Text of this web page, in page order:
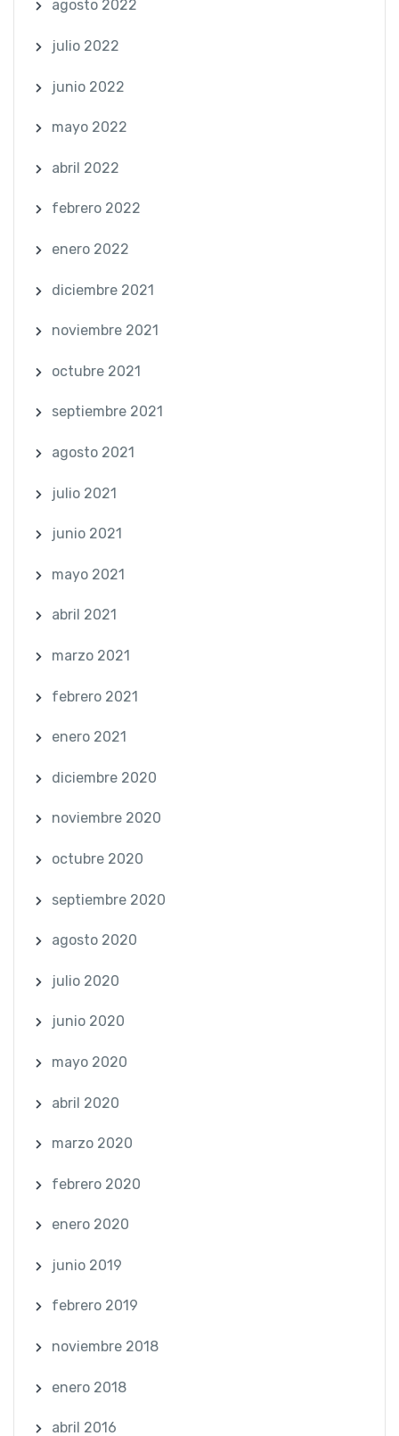
agosto 2022
julio 2022
junio 2022
mayo 2022
abril 2022
febrero 2022
enero 2022
diciembre 2021
noviembre 2021
octubre 2021
septiembre 2021
agosto 2021
julio 2021
junio 2021
mayo 2021
abril 2021
marzo 2021
febrero 2021
enero 2021
diciembre 2020
noviembre 2020
octubre 2020
septiembre 2020
agosto 2020
julio 2020
junio 2020
mayo 2020
abril 2020
marzo 2020
febrero 2020
enero 2020
junio 2019
febrero 2019
noviembre 2018
enero 2018
abril 2016